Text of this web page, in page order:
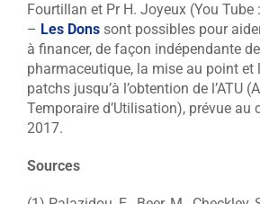
Fourtillan et Pr H. Joyeux (You Tube
– Les Donssont possibles pour
à financer, de façon indépendante
pharmaceutique, la mise au point
patchs jusqu’à l’obtention de l’ATU
Temporaire d’Utilisation), prévue au
2017.
Sources